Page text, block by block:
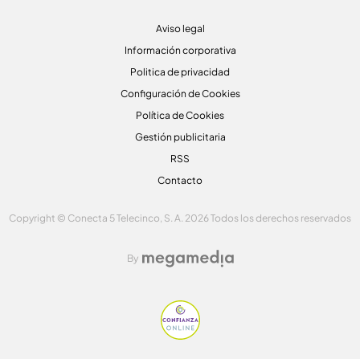
Aviso legal
Información corporativa
Politica de privacidad
Configuración de Cookies
Política de Cookies
Gestión publicitaria
RSS
Contacto
Copyright © Conecta 5 Telecinco, S. A. 2026 Todos los derechos reservados
By